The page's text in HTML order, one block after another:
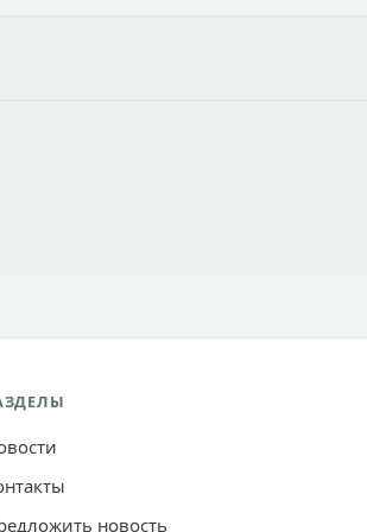
новость